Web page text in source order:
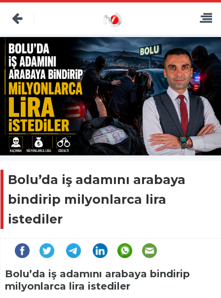
Bolu’da iş adamını arabaya
bindirip milyonlarca lira
istediler
Bolu’da iş adamını arabaya bindirip
milyonlarca lira istediler